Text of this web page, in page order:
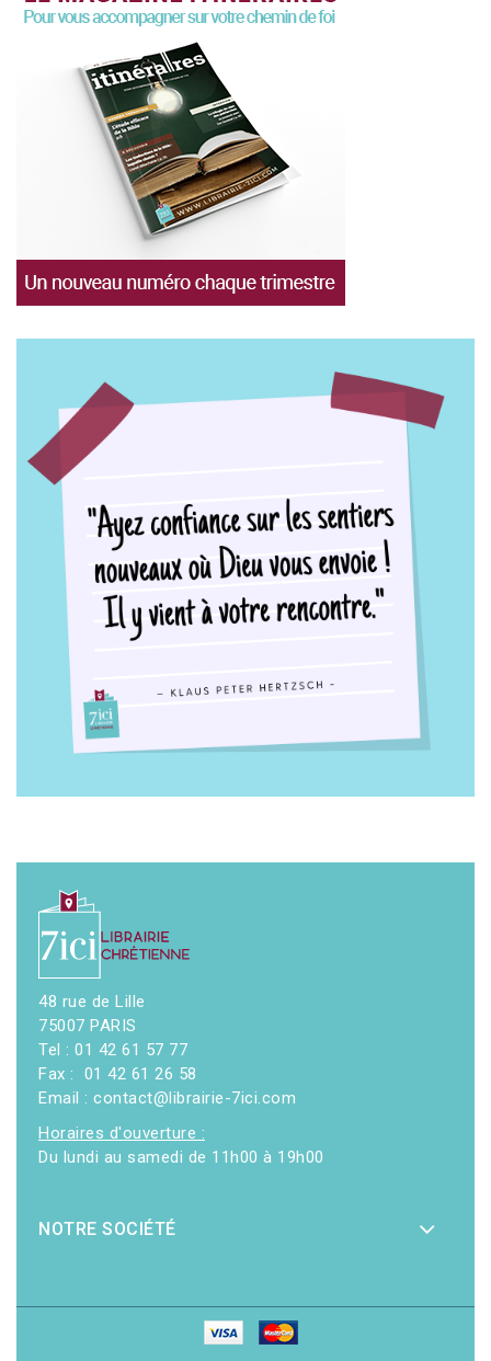
48 rue de Lille
75007 PARIS
Tel : 01 42 61 57 77
Fax : 01 42 61 26 58
Email : contact@librairie-7ici.com
Horaires d'ouverture :
Du lundi au samedi de 11h00 à 19h00
NOTRE SOCIÉTÉ